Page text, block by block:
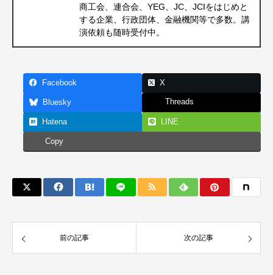
商工会、連合会、YEG、JC、JCIをはじめと
する企業、行政団体、金融機関等で多数。講
演依頼も随時受付中。
Facebook X
Bluesky Threads
Hatena LINE
Copy
前の記事 次の記事